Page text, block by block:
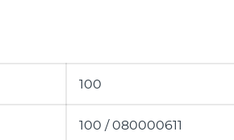
100
100 / 080000611